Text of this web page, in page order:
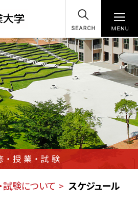
SEARCH
・授業・試験
試験について スケジュール